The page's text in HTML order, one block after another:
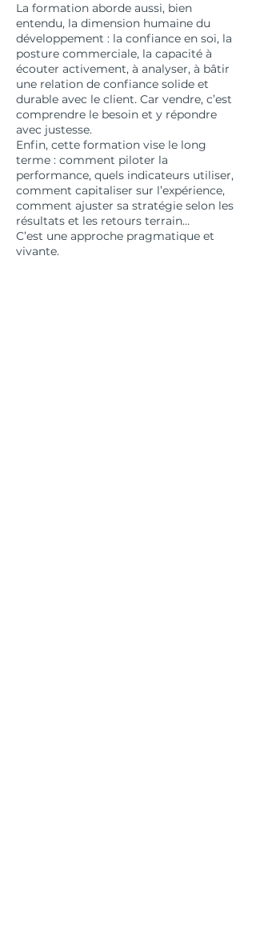
La formation aborde aussi, bien
entendu, la dimension humaine du
développement : la confiance en soi, la
posture commerciale, la capacité à
écouter activement, à analyser, à bâtir
une relation de confiance solide et
durable avec le client. Car vendre, c’est
comprendre le besoin et y répondre
avec justesse.
Enfin, cette formation vise le long
terme : comment piloter la
performance, quels indicateurs utiliser,
comment capitaliser sur l’expérience,
comment ajuster sa stratégie selon les
résultats et les retours terrain…
C’est une approche pragmatique et
vivante.